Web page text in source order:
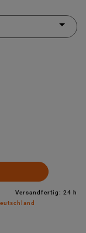
Versandfertig: 24 h